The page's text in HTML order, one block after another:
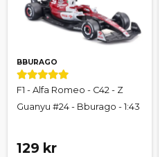
BBURAGO
F1 - Alfa Romeo - C42 - Z
Guanyu #24 - Bburago - 1:43
129 kr